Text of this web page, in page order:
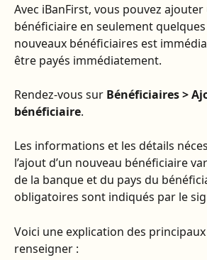
Avec iBanFirst, vous pouvez
bénéficiaire en seulement quelques
nouveaux bénéficiaires est
être payés immédiatement.
Rendez-vous sur Bénéficiaires >
bénéficiaire.
Les informations et les détails
l’ajout d’un nouveau bénéficiaire
de la banque et du pays du
obligatoires sont indiqués par le
Voici une explication des
renseigner :